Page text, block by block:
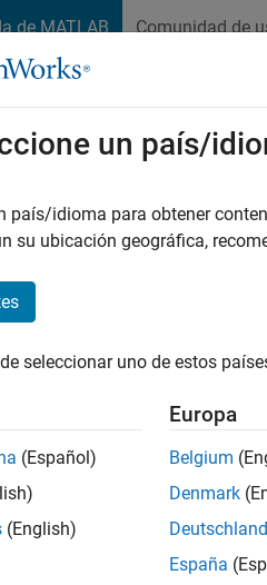
de MATLAB Comunidad de
un país/
país/idioma para obtener
su ubicación geográfica,
seleccionar uno de estos
(Español)
(English)
Europa
Belgium
Denmark
Deutschland
España